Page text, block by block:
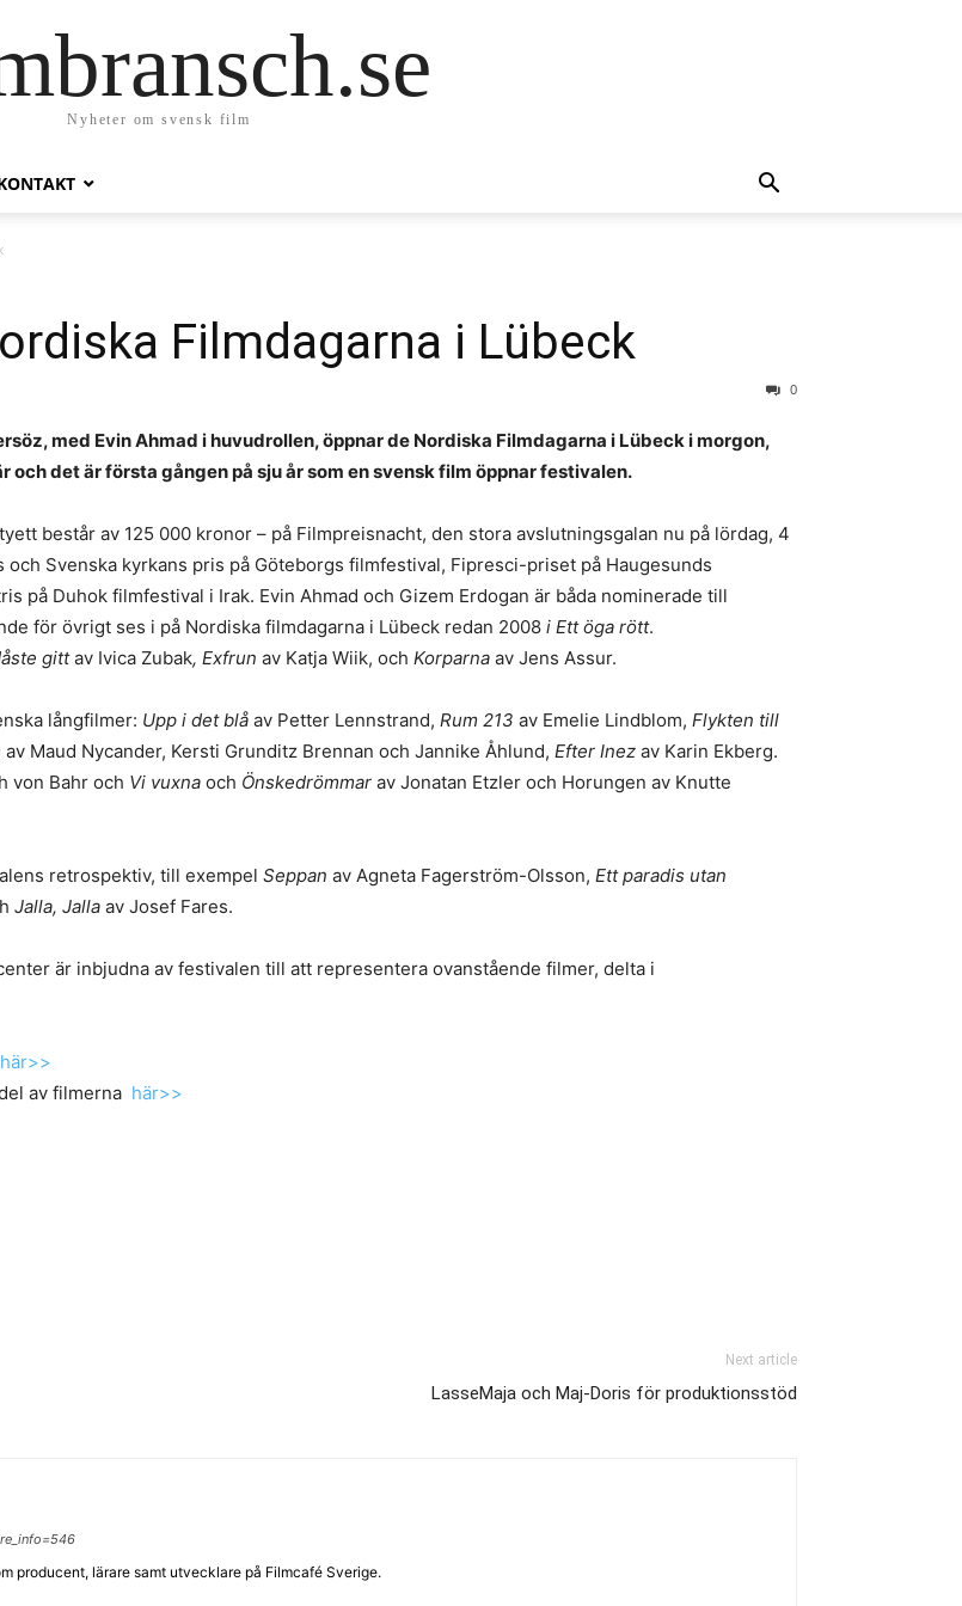
Nyheter om svensk film
Filmdagarna i Lübeck
0
med Evin Ahmad i huvudrollen, öppnar de Nordiska Filmdagarna i Lübeck i morgon,
och det är första gången på sju år som en svensk film öppnar festivalen.
består av 125 000 kronor – på Filmpreisnacht, den stora avslutningsgalan nu på lördag, 4
Svenska kyrkans pris på Göteborgs filmfestival, Fipresci-priset på Haugesunds
på Duhok filmfestival i Irak. Evin Ahmad och Gizem Erdogan är båda nominerade till
för övrigt ses i på Nordiska filmdagarna i Lübeck redan 2008 i Ett öga rött.
gittav Ivica Zubak, Exfrun av Katja Wiik, och Korparna av Jens Assur.
långfilmer: Upp i det blå av Petter Lennstrand, Rum 213 av Emelie Lindblom, Flykten till
av Maud Nycander, Kersti Grunditz Brennan och Jannike Åhlund, Efter Inez av Karin Ekberg.
von Bahr och Vi vuxna och Önskedrömmar av Jonatan Etzler och Horungen av Knutte
retrospektiv, till exempel Seppan av Agneta Fagerström-Olsson, Ett paradis utan
Jalla, Jalla av Josef Fares.
är inbjudna av festivalen till att representera ovanstående filmer, delta i
här>>
av filmerna här>>
Next article
LasseMaja och Maj-Doris för produktionsstöd
producent, lärare samt utvecklare på Filmcafé Sverige.